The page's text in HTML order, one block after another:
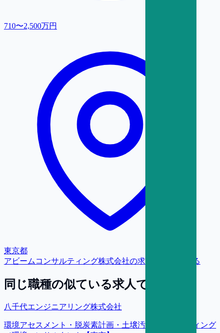
710〜2,500万円
東京都
アビームコンサルティング株式会社の求人をもっと見る
同じ職種の似ている求人で探す
八千代エンジニアリング株式会社
環境アセスメント・脱炭素計画・土壌汚染コンサルティング